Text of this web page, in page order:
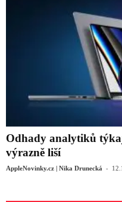
Odhady analytiků
výrazně liší
AppleNovinky.cz | Nika Drunecká -